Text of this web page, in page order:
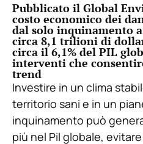
Pubblicato il Global
costo economico dei
dal solo inquinamento
circa 8,1 trilioni di
circa il 6,1% del PIL
interventi che
trend
Investire in un clima
territorio sani e in un
inquinamento può
più nel Pil globale,